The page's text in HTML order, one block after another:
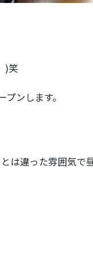
)笑
ンします。
は違った雰囲気で